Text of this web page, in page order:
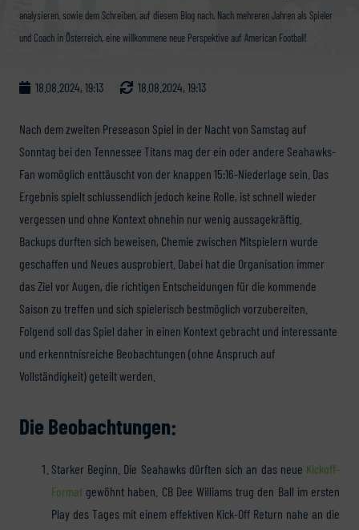
analysieren, sowie dem Schreiben, auf diesem Blog nach. Nach mehreren Jahren als Spieler
und Coach in Österreich, eine willkommene neue Perspektive auf American Football!
18.08.2024, 19:13 18.08.2024, 19:13
Nach dem zweiten Preseason Spiel in der Nacht von Samstag auf
Sonntag bei den Tennessee Titans mag der ein oder andere Seahawks-
Fan womöglich enttäuscht von der knappen 15:16-Niederlage sein. Das
Ergebnis spielt schlussendlich jedoch keine Rolle, ist schnell wieder
vergessen und ohne Kontext ohnehin nur wenig aussagekräftig.
Backups durften sich beweisen, Chemie zwischen Mitspielern wurde
geschaffen und Neues ausprobiert. Dabei hat die Organisation immer
das Ziel vor Augen, die richtigen Entscheidungen für die kommende
Saison zu treffen und sich spielerisch bestmöglich vorzubereiten.
Folgend soll das Spiel daher in einen Kontext gebracht und interessante
und erkenntnisreiche Beobachtungen (ohne Anspruch auf
Vollständigkeit) geteilt werden.
Die Beobachtungen:
Starker Beginn. Die Seahawks dürften sich an das neue Kickoff-
Format gewöhnt haben. CB Dee Williams trug den Ball im ersten
Play des Tages mit einem effektiven Kick-Off Return nahe an die